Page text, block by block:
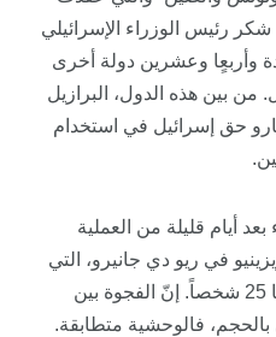
شكر رئيس الوزراء الإسرائيلي
وأربعٍا وعشرين دولة أخرى
من بين هذه الدول، البرازيل
حق إسرائيل في استخدام
أيام قليلة من العملية
في ريو دي جانيرو، التي
تسببت في مجزرة راح ضحيتها 25 شخصاً. إنّ الفجوة بين
فالوحشية متطابقة.